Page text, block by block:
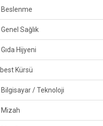
Beslenme
Genel Sağlık
Gıda Hijyeni
Kürsü
Bilgisayar / Teknoloji
Mizah